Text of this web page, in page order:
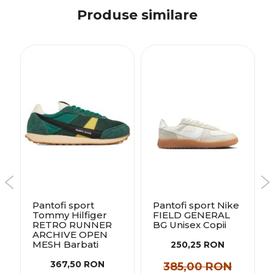
Produse similare
Pantofi sport
Tommy Hilfiger
RETRO RUNNER
ARCHIVE OPEN
MESH Barbati
367,50 RON
Pantofi sport Nike
FIELD GENERAL
BG Unisex Copii
250,25 RON
385,00 RON